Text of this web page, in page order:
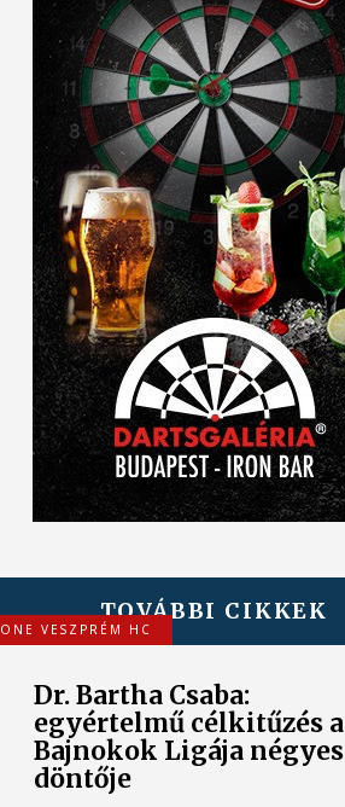
TOVÁBBI CIKKEK
ONE VESZPRÉM HC
Dr. Bartha Csaba:
egyértelmű célkitűzés a
Bajnokok Ligája négyes
döntője